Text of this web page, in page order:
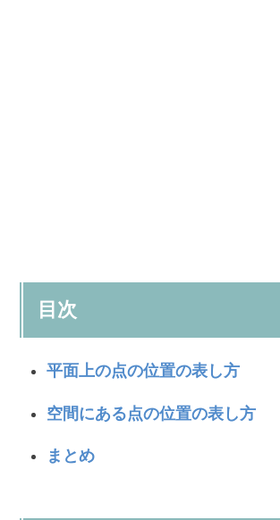
目次
平面上の点の位置の表し方
空間にある点の位置の表し方
まとめ